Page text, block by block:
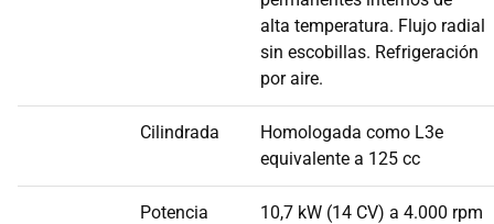
alta temperatura. Flujo radial
sin escobillas. Refrigeración
por aire.
Cilindrada
Homologada como L3e
equivalente a 125 cc
Potencia
10,7 kW (14 CV) a 4.000 rpm